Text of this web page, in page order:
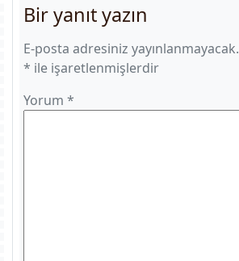
Bir yanıt yazın
E-posta adresiniz yayınlanmayacak.
* ile işaretlenmişlerdir
Yorum *